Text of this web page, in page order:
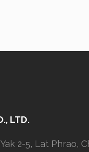
LTD.
2-5, Lat Phrao,